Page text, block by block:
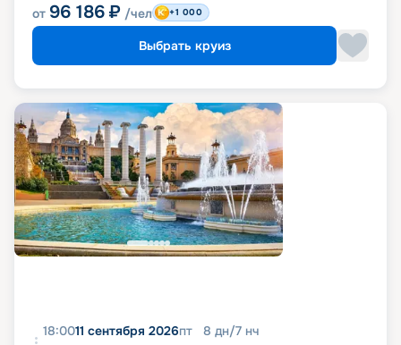
от 96 186 ₽ /чел +1 000
Выбрать круиз
18:0011 сентября 2026пт 8 дн/7 нч